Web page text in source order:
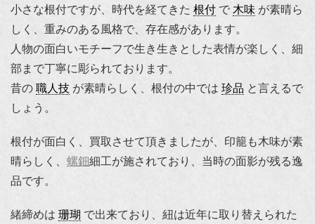
小さな根付ですが、時代を経てきた 根付 で 木味 が素晴ら
しく、重みのある風格で、存在感があります。
人物の面白いモチーフで生き生きとした表情が楽しく、細
部まで丁寧に彫られております。
昔の 職人技 が素晴らしく、根付の中では 珍品 と言えるで
しょう。
根付が面白く、買取させて頂きましたが、印籠も木味が素
晴らしく、 螺鈿細工が施されており、当時の面影が残る逸
品です。
緒締めは 珊瑚 で出来ており、紐は近年に取り替えられた